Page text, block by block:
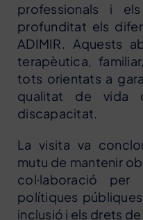
professionals i
profunditat els
ADIMIR. Aquests
terapèutica,
tots orientats a
qualitat de vida
discapacitat.
La visita va
mutu de mantenir
col·laboració per
polítiques
inclusió i els drets